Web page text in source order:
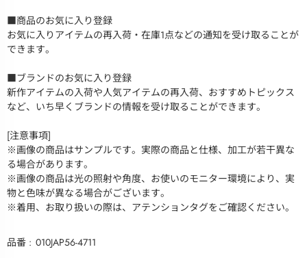
■商品のお気に入り登録
お気に入りアイテムの再入荷・在庫1点などの通知を受け取ることが
できます。
■ブランドのお気に入り登録
新作アイテムの入荷や人気アイテムの再入荷、おすすめトピックス
など、いち早くブランドの情報を受け取ることができます。
[注意事項]
※画像の商品はサンプルです。実際の商品と仕様、加工が若干異な
る場合があります。
※画像の商品は光の照射や角度、お使いのモニター環境により、実
物と色味が異なる場合がございます。
※着用、お取り扱いの際は、アテンションタグをご確認ください。
品番
010JAP56-4711